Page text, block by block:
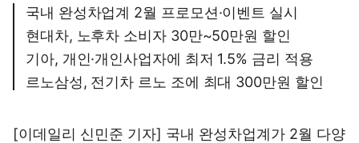
국내 완성차업계 2월 프로모션·이벤트 실시
현대차, 노후차 소비자 30만~50만원 할인
기아, 개인·개인사업자에 최저 1.5% 금리 적용
르노삼성, 전기차 르노 조에 최대 300만원 할인
[이데일리 신민준 기자] 국내 완성차업계가 2월 다양